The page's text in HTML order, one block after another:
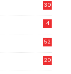
30
4
52
20